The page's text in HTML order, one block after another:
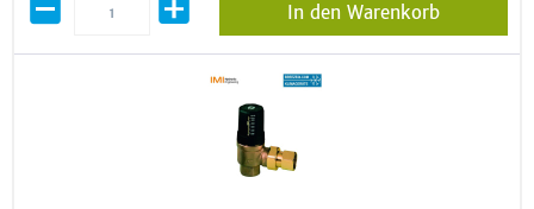
In den Warenkorb